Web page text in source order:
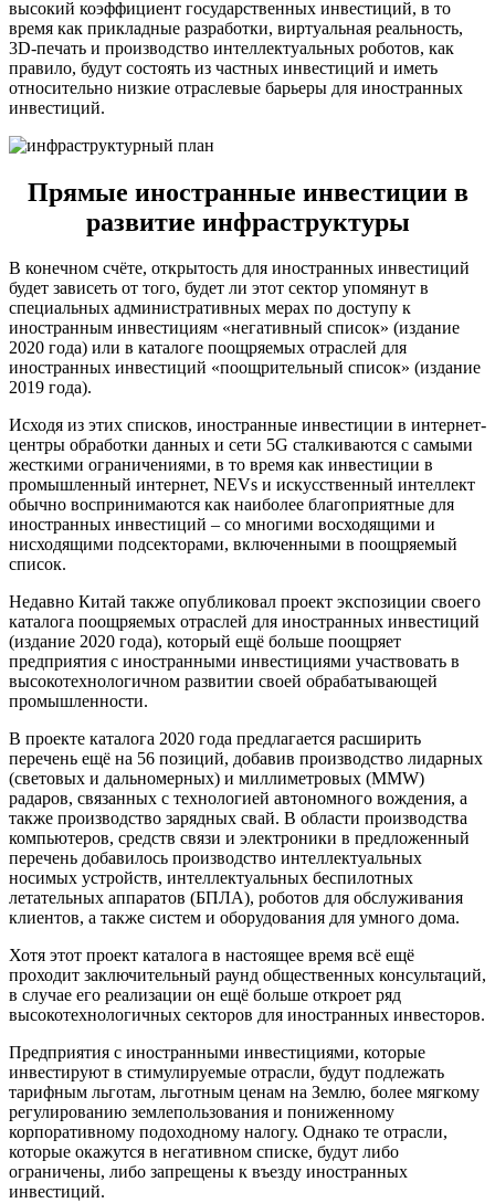
высокий коэффициент государственных инвестиций, в то
время как прикладные разработки, виртуальная реальность,
3D-печать и производство интеллектуальных роботов, как
правило, будут состоять из частных инвестиций и иметь
относительно низкие отраслевые барьеры для иностранных
инвестиций.
Прямые иностранные инвестиции в
развитие инфраструктуры
В конечном счёте, открытость для иностранных инвестиций
будет зависеть от того, будет ли этот сектор упомянут в
специальных административных мерах по доступу к
иностранным инвестициям «негативный список» (издание
2020 года) или в каталоге поощряемых отраслей для
иностранных инвестиций «поощрительный список» (издание
2019 года).
Исходя из этих списков, иностранные инвестиции в интернет-
центры обработки данных и сети 5G сталкиваются с самыми
жесткими ограничениями, в то время как инвестиции в
промышленный интернет, NEVs и искусственный интеллект
обычно воспринимаются как наиболее благоприятные для
иностранных инвестиций – со многими восходящими и
нисходящими подсекторами, включенными в поощряемый
список.
Недавно Китай также опубликовал проект экспозиции своего
каталога поощряемых отраслей для иностранных инвестиций
(издание 2020 года), который ещё больше поощряет
предприятия с иностранными инвестициями участвовать в
высокотехнологичном развитии своей обрабатывающей
промышленности.
В проекте каталога 2020 года предлагается расширить
перечень ещё на 56 позиций, добавив производство лидарных
(световых и дальномерных) и миллиметровых (MMW)
радаров, связанных с технологией автономного вождения, а
также производство зарядных свай. В области производства
компьютеров, средств связи и электроники в предложенный
перечень добавилось производство интеллектуальных
носимых устройств, интеллектуальных беспилотных
летательных аппаратов (БПЛА), роботов для обслуживания
клиентов, а также систем и оборудования для умного дома.
Хотя этот проект каталога в настоящее время всё ещё
проходит заключительный раунд общественных консультаций,
в случае его реализации он ещё больше откроет ряд
высокотехнологичных секторов для иностранных инвесторов.
Предприятия с иностранными инвестициями, которые
инвестируют в стимулируемые отрасли, будут подлежать
тарифным льготам, льготным ценам на Землю, более мягкому
регулированию землепользования и пониженному
корпоративному подоходному налогу. Однако те отрасли,
которые окажутся в негативном списке, будут либо
ограничены, либо запрещены к въезду иностранных
инвестиций.